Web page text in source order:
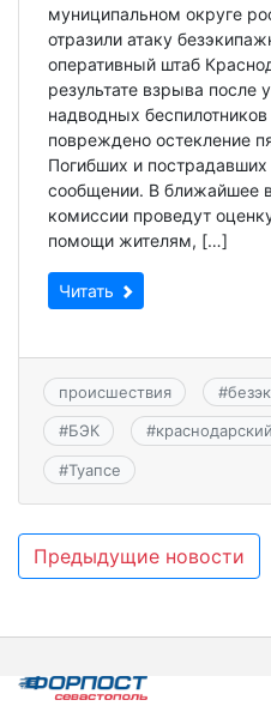
муниципальном округе
отразили атаку
оперативный штаб
результате взрыва после
надводных
повреждено остекление
Погибших и
сообщении. В ближайшее
комиссии проведут
помощи жителям, […]
Читать
происшествия #
#БЭК #
#Туапсе
Навигация
записям
Предыдущие новости